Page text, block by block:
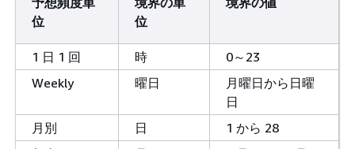
位
位
1 日 1 回 時
0～23
Weekly
曜日
月曜日から日曜
日
月別
日
1 から 28